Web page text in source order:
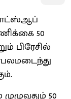
50
பிரேசில்
50